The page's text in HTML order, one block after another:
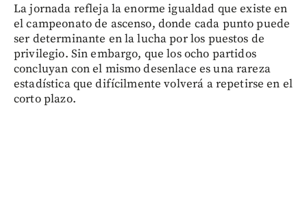
La jornada refleja la enorme igualdad que existe en
el campeonato de ascenso, donde cada punto puede
ser determinante en la lucha por los puestos de
privilegio. Sin embargo, que los ocho partidos
concluyan con el mismo desenlace es una rareza
estadística que difícilmente volverá a repetirse en el
corto plazo.